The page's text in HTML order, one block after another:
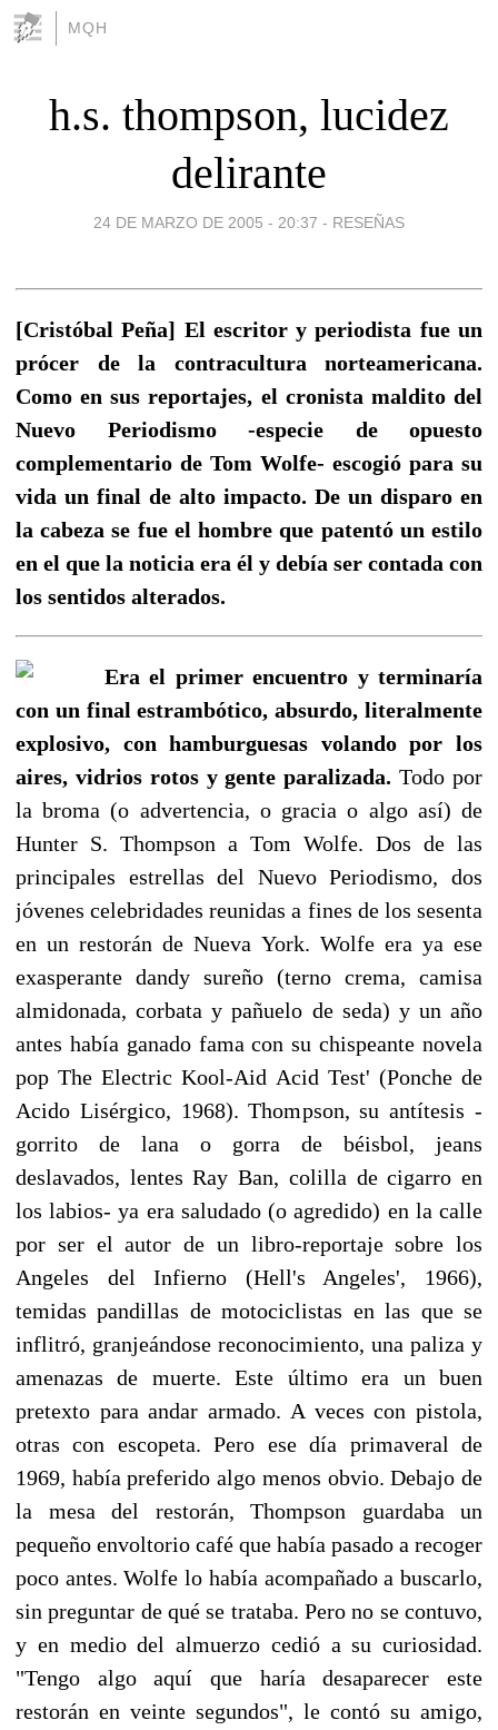
MQH
h.s. thompson, lucidez
delirante
24 DE MARZO DE 2005 - 20:37 - RESEÑAS
[Cristóbal Peña] El escritor y periodista fue un
prócer de la contracultura norteamericana.
Como en sus reportajes, el cronista maldito del
Nuevo Periodismo -especie de opuesto
complementario de Tom Wolfe- escogió para su
vida un final de alto impacto. De un disparo en
la cabeza se fue el hombre que patentó un estilo
en el que la noticia era él y debía ser contada con
los sentidos alterados.
Era el primer encuentro y terminaría
con un final estrambótico, absurdo, literalmente
explosivo, con hamburguesas volando por los
aires, vidrios rotos y gente paralizada.Todo por
la broma (o advertencia, o gracia o algo así) de
Hunter S. Thompson a Tom Wolfe. Dos de las
principales estrellas del Nuevo Periodismo, dos
jóvenes celebridades reunidas a fines de los sesenta
en un restorán de Nueva York. Wolfe era ya ese
exasperante dandy sureño (terno crema, camisa
almidonada, corbata y pañuelo de seda) y un año
antes había ganado fama con su chispeante novela
pop The Electric Kool-Aid Acid Test' (Ponche de
Acido Lisérgico, 1968). Thompson, su antítesis -
gorrito de lana o gorra de béisbol, jeans
deslavados, lentes Ray Ban, colilla de cigarro en
los labios- ya era saludado (o agredido) en la calle
por ser el autor de un libro-reportaje sobre los
Angeles del Infierno (Hell's Angeles', 1966),
temidas pandillas de motociclistas en las que se
inflitró, granjeándose reconocimiento, una paliza y
amenazas de muerte. Este último era un buen
pretexto para andar armado. A veces con pistola,
otras con escopeta. Pero ese día primaveral de
1969, había preferido algo menos obvio. Debajo de
la mesa del restorán, Thompson guardaba un
pequeño envoltorio café que había pasado a recoger
poco antes. Wolfe lo había acompañado a buscarlo,
sin preguntar de qué se trataba. Pero no se contuvo,
y en medio del almuerzo cedió a su curiosidad.
"Tengo algo aquí que haría desaparecer este
restorán en veinte segundos", le contó su amigo,